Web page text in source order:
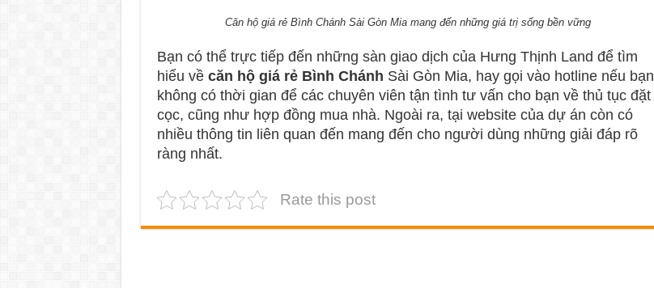
Căn hộ giá rẻ Bình Chánh Sài Gòn Mia mang đến những giá trị sống bền vững
Bạn có thể trực tiếp đến những sàn giao dịch của Hưng Thịnh Land để tìm
hiểu về căn hộ giá rẻ Bình Chánh Sài Gòn Mia, hay gọi vào hotline nếu bạn
không có thời gian để các chuyên viên tận tình tư vấn cho bạn về thủ tục đặt
cọc, cũng như hợp đồng mua nhà. Ngoài ra, tại website của dự án còn có
nhiều thông tin liên quan đến mang đến cho người dùng những giải đáp rõ
ràng nhất.
Rate this post